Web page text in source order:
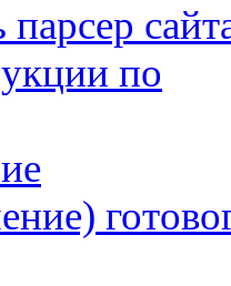
парсер
по